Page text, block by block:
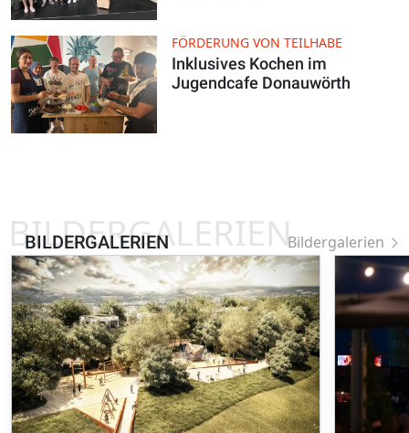
FÖRDERUNG VON TEILHABE
Inklusives Kochen im
Jugendcafe Donauwörth
BILDERGALERIEN
BILDERGALERIENBildergalerien